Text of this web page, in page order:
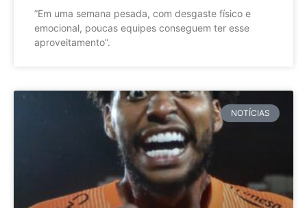
”Em uma semana pesada, com desgaste físico e
emocional, poucas equipes conseguem ter esse
aproveitamento”.
NOTÍCIAS